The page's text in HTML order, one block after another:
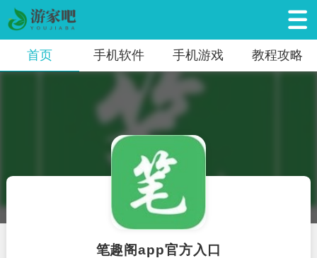
首页 手机软件 手机游戏 教程攻略
笔趣阁app官方入口